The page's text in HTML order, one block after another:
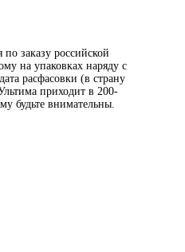
заказу российской
на упаковках наряду с
расфасовки (в страну
приходит в 200-
будьте внимательны.